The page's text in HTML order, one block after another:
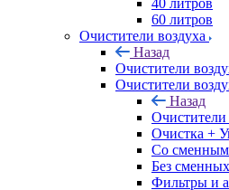
40 литров
60 литров
Очистители воздуха
Назад
Очистители
Очистители
Назад
Очистители
Очистка +
Cо
Без
Фильтры и